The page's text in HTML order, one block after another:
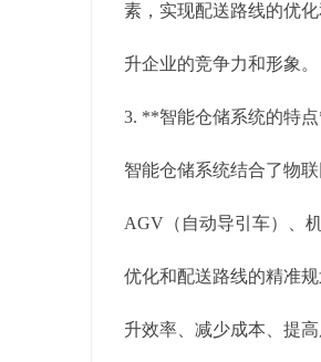
素，实现配送路线的优
升企业的竞争力和形象。
3. **智能仓储系统的特
智能仓储系统结合了物
AGV（自动导引车）、
优化和配送路线的精准
升效率、减少成本、提